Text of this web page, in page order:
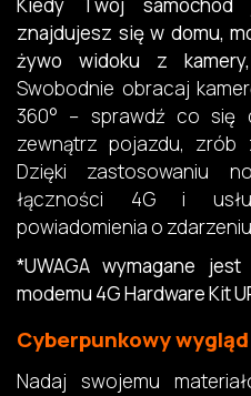
Kiedy Twój
znajdujesz się w domu,
żywo widoku z
Swobodnie obracaj
360° – sprawdź co się
zewnątrz pojazdu, zrób
Dzięki zastosowaniu
łączności 4G i
powiadomienia o
*UWAGA wymagane
modemu 4G Hardware Kit
Cyberpunkowy
Nadaj swojemu